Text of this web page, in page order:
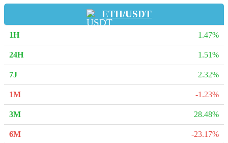
ETH/USDT
1.47%
1.51%
2.32%
-1.23%
28.48%
-23.17%